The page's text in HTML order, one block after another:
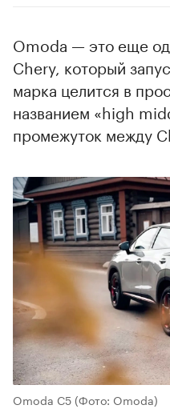
Omoda — это еще
Chery, который
марка целится в
названием «high
промежуток между
Omoda C5(Фото: Omoda)